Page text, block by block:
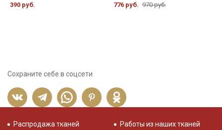
390 руб. 776 руб. 970 руб.
Сохраните себе в соцсети
Распродажа тканей
Работы из наших тканей